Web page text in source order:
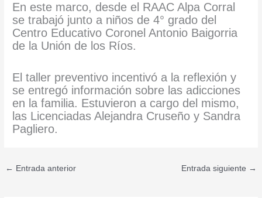
En este marco, desde el RAAC Alpa Corral
se trabajó junto a niños de 4° grado del
Centro Educativo Coronel Antonio Baigorria
de la Unión de los Ríos.
El taller preventivo incentivó a la reflexión y
se entregó información sobre las adicciones
en la familia. Estuvieron a cargo del mismo,
las Licenciadas Alejandra Cruseño y Sandra
Pagliero.
← Entrada anterior Entrada siguiente →